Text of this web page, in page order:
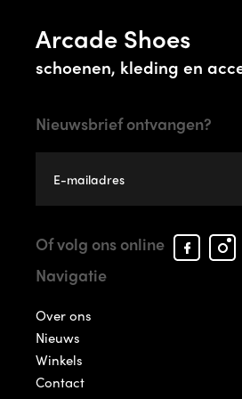
Arcade Shoes
schoenen, kleding en
Nieuwsbrief ontvangen?
Of volg ons online Facebook
ArcadeArcade
Navigatie
Over ons
Nieuws
Winkels
Contact